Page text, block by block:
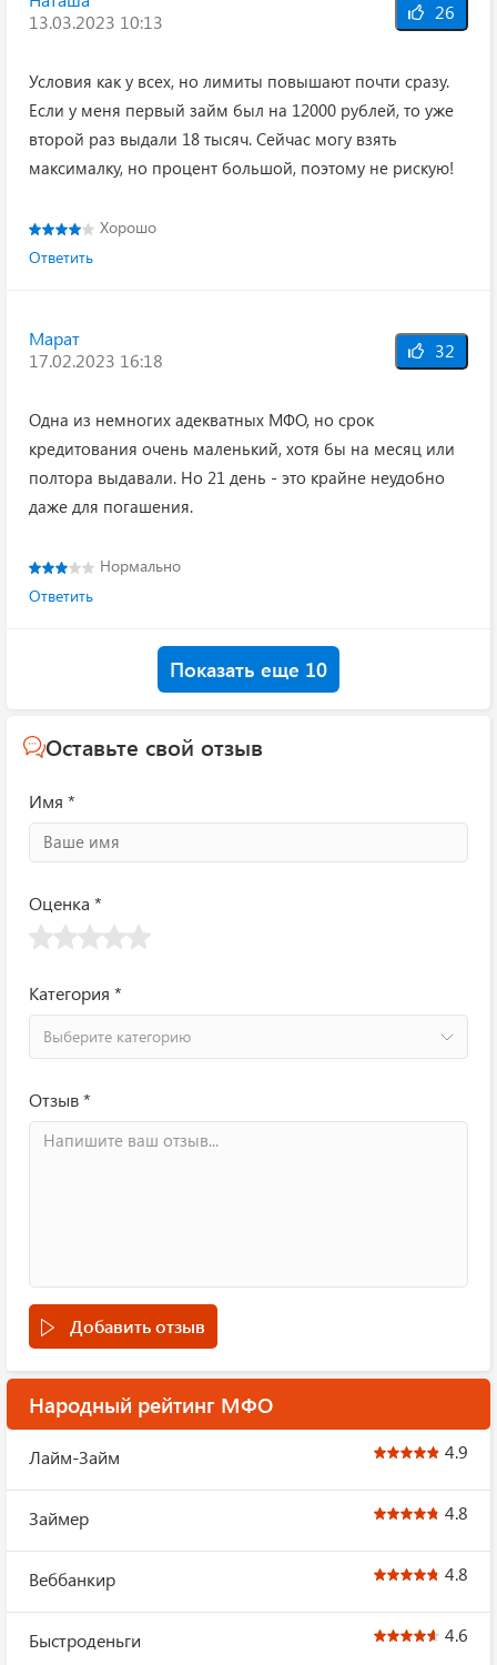
13.03.2023 10:13
26
Условия как у всех, но лимиты повышают почти сразу.
Если у меня первый займ был на 12000 рублей, то уже
второй раз выдали 18 тысяч. Сейчас могу взять
максималку, но процент большой, поэтому не рискую!
Хорошо
Ответить
Марат
17.02.2023 16:18
32
Одна из немногих адекватных МФО, но срок
кредитования очень маленький, хотя бы на месяц или
полтора выдавали. Но 21 день - это крайне неудобно
даже для погашения.
Нормально
Ответить
Показать еще 10
Оставьте свой отзыв
Имя *
Оценка *
Категория *
Выберите категорию
Отзыв *
Добавить отзыв
Народный рейтинг МФО
Лайм-Займ 4.9
Займер 4.8
Веббанкир 4.8
Быстроденьги 4.6